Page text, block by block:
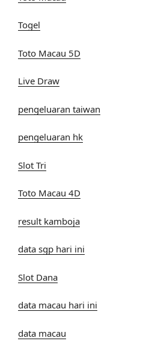
Togel
Toto Macau 5D
Live Draw
pengeluaran taiwan
pengeluaran hk
Slot Tri
Toto Macau 4D
result kamboja
data sgp hari ini
Slot Dana
data macau hari ini
data macau